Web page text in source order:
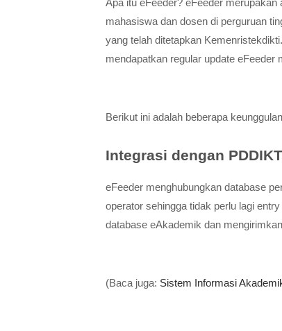
Apa itu eFeeder? eFeeder
mahasiswa dan dosen di perguruan
yang telah ditetapkan
mendapatkan regular update
Berikut ini adalah beberapa
Integrasi dengan
eFeeder menghubungkan database
operator sehingga tidak perlu lagi
database eAkademik dan
(Baca juga: Sistem Informasi